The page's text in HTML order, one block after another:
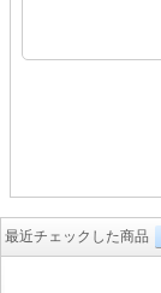
最近チェックした商品